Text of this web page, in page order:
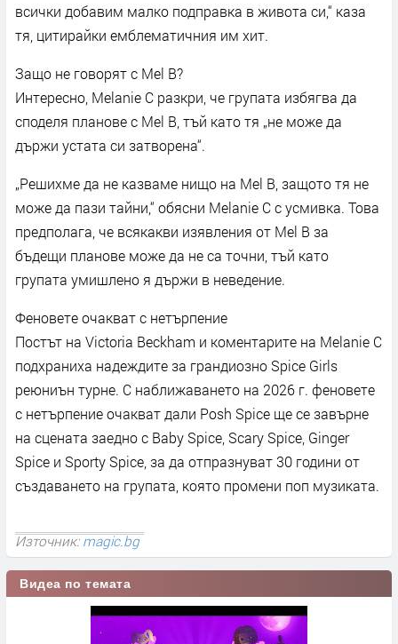
всички добавим малко подправка в живота си,“ каза
тя, цитирайки емблематичния им хит.
Защо не говорят с Mel B?
Интересно, Melanie C разкри, че групата избягва да
споделя планове с Mel B, тъй като тя „не може да
държи устата си затворена“.
„Решихме да не казваме нищо на Mel B, защото тя не
може да пази тайни,“ обясни Melanie C с усмивка. Това
предполага, че всякакви изявления от Mel B за
бъдещи планове може да не са точни, тъй като
групата умишлено я държи в неведение.
Феновете очакват с нетърпение
Постът на Victoria Beckham и коментарите на Melanie C
подхраниха надеждите за грандиозно Spice Girls
реюниън турне. С наближаването на 2026 г. феновете
с нетърпение очакват дали Posh Spice ще се завърне
на сцената заедно с Baby Spice, Scary Spice, Ginger
Spice и Sporty Spice, за да отпразнуват 30 години от
създаването на групата, която промени поп музиката.
Източник:magic.bg
Видеа по темата